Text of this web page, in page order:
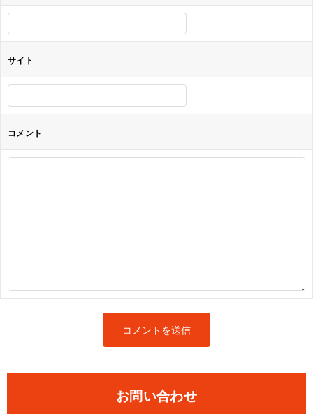
ン
サイト
コメント
お問い合わせ